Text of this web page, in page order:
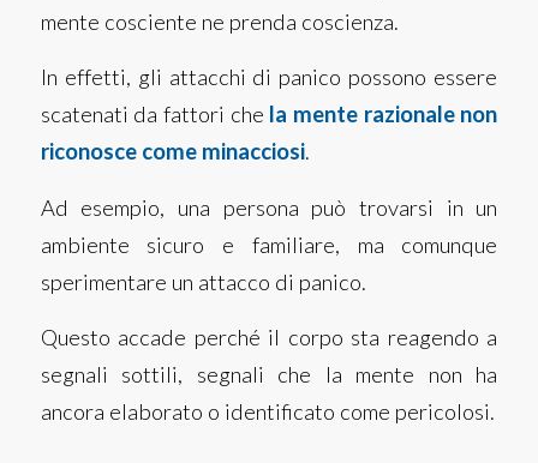
mente cosciente ne prenda coscienza.
In effetti, gli attacchi di panico possono essere
scatenati da fattori che la mente razionale non
riconosce come minacciosi.
Ad esempio, una persona può trovarsi in un
ambiente sicuro e familiare, ma comunque
sperimentare un attacco di panico.
Questo accade perché il corpo sta reagendo a
segnali sottili, segnali che la mente non ha
ancora elaborato o identificato come pericolosi.